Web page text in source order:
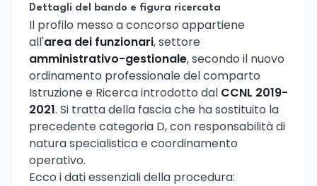
Dettagli del bando e figura ricercata
Il profilo messo a concorso appartiene
all'area dei funzionari, settore
amministrativo-gestionale, secondo il nuovo
ordinamento professionale del comparto
Istruzione e Ricerca introdotto dal CCNL 2019-
2021. Si tratta della fascia che ha sostituito la
precedente categoria D, con responsabilità di
natura specialistica e coordinamento
operativo.
Ecco i dati essenziali della procedura: